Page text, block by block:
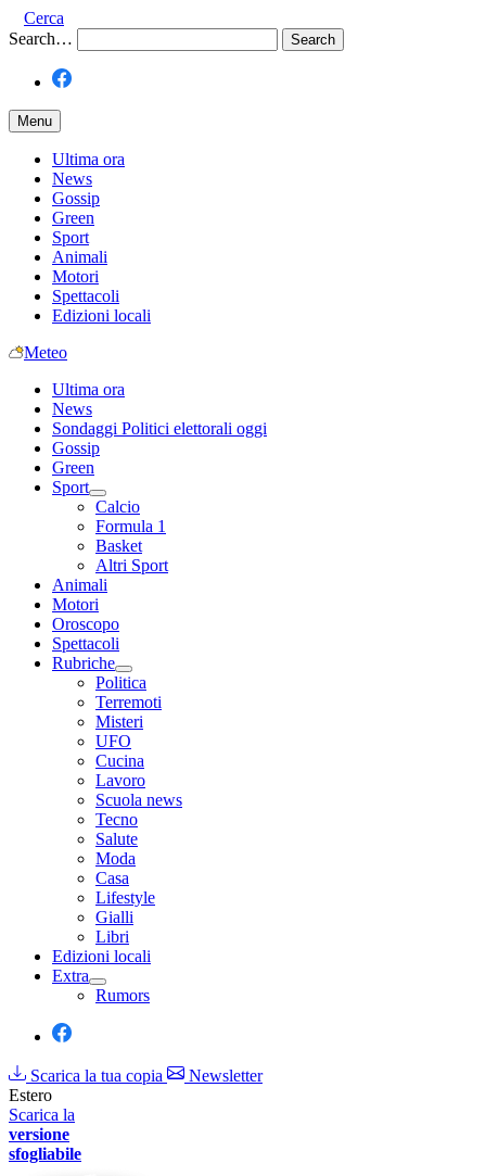
Cerca
Search…
Menu
Ultima ora
News
Gossip
Green
Sport
Animali
Motori
Spettacoli
Edizioni locali
Meteo
Ultima ora
News
Sondaggi Politici elettorali oggi
Gossip
Green
Sport
Calcio
Formula 1
Basket
Altri Sport
Animali
Motori
Oroscopo
Spettacoli
Rubriche
Politica
Terremoti
Misteri
UFO
Cucina
Lavoro
Scuola news
Tecno
Salute
Moda
Casa
Lifestyle
Gialli
Libri
Edizioni locali
Extra
Rumors
Scarica la tua copia
Newsletter
Estero
Scarica la
versione
sfogliabile